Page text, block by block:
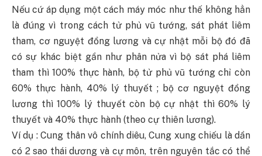
Nếu cứ áp dụng một cách máy móc như thế không hẳn
là đúng vì trong cách tử phủ vũ tướng, sát phát liêm
tham, cơ nguyệt đồng lương và cự nhật mỗi bộ đó đã
có sự khác biệt gần như phân nửa vì bộ sát phá liêm
tham thì 100% thực hành, bộ tử phủ vũ tướng chỉ còn
60% thực hành, 40% lý thuyết ; bộ cơ nguyệt đồng
lương thì 100% lý thuyết còn bộ cự nhật thì 60% lý
thuyết và 40% thực hành (theo cự thiên lương).
Ví dụ : Cung thân vô chính diêu, Cung xung chiếu là dần
có 2 sao thái dương và cự môn, trên nguyên tắc có thể